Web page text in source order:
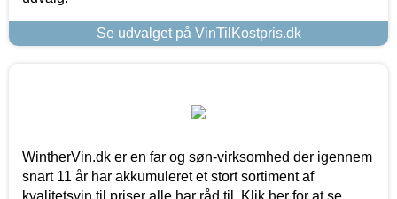
Se udvalget på VinTilKostpris.dk
WintherVin.dk er en far og søn-virksomhed der igennem
snart 11 år har akkumuleret et stort sortiment af
kvalitetsvin til priser alle har råd til. Klik her for at se